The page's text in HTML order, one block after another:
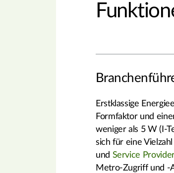
Erstklassige
Formfaktor und
weniger als 5 W (I-
sich für eine
und Service
Metro-Zugriff und -